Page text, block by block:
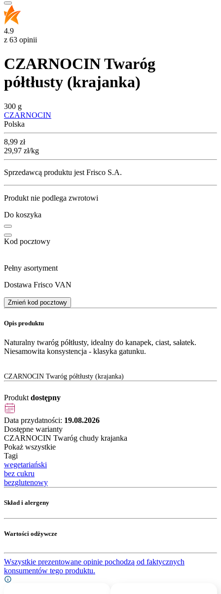
4.9
z 63 opinii
CZARNOCIN Twaróg
półtłusty (krajanka)
300 g
CZARNOCIN
Polska
Cena
8,99 zł
29,97 zł/kg
Sprzedawcą produktu jest Frisco S.A.
Produkt nie podlega zwrotowi
Do koszyka
Kod pocztowy
Pełny asortyment
Dostawa Frisco VAN
Zmień kod pocztowy
Opis produktu
Naturalny twaróg półtłusty, idealny do kanapek, ciast, sałatek.
Niesamowita konsystencja - klasyka gatunku.
CZARNOCIN Twaróg półtłusty (krajanka)
Produkt dostępny
Data przydatności: 19.08.2026
Dostępne warianty
CZARNOCIN Twaróg chudy krajanka
Pokaż wszystkie
Tagi
wegetariański
bez cukru
bezglutenowy
Skład i alergeny
Wartości odżywcze
Wszystkie prezentowane opinie pochodzą od faktycznych
konsumentów tego produktu.